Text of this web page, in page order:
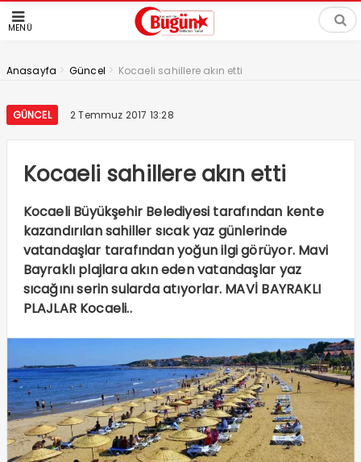
MENÜ
Anasayfa > Güncel > Kocaeli sahillere akın etti
GÜNCEL 2 Temmuz 2017 13:28
Kocaeli sahillere akın etti
Kocaeli Büyükşehir Belediyesi tarafından kente
kazandırılan sahiller sıcak yaz günlerinde
vatandaşlar tarafından yoğun ilgi görüyor. Mavi
Bayraklı plajlara akın eden vatandaşlar yaz
sıcağını serin sularda atıyorlar. MAVİ BAYRAKLI
PLAJLAR Kocaeli..